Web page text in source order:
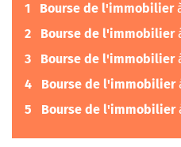
1 Bourse de l'immobilier
2 Bourse de l'immobilier
3 Bourse de l'immobilier
4 Bourse de l'immobilier
5 Bourse de l'immobilier